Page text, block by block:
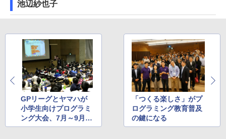
池辺紗也子
GPリーグとヤマハが
小学生向けプログラミ
ング大会、7月～9月に
かけて1都3県で開催
「つくる楽しさ」がプ
ログラミング教育普及
の鍵になる